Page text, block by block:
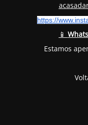
https://
📱
Estamos